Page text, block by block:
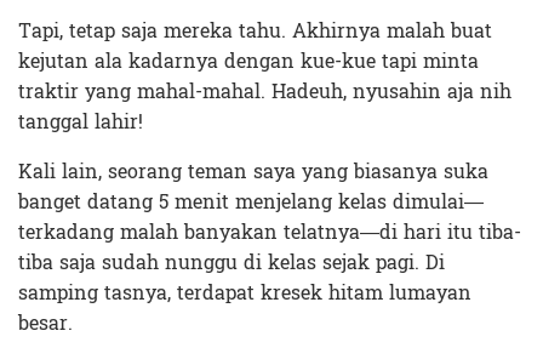
Tapi, tetap saja mereka tahu. Akhirnya malah buat
kejutan ala kadarnya dengan kue-kue tapi minta
traktir yang mahal-mahal. Hadeuh, nyusahin aja nih
tanggal lahir!
Kali lain, seorang teman saya yang biasanya suka
banget datang 5 menit menjelang kelas dimulai—
terkadang malah banyakan telatnya—di hari itu tiba-
tiba saja sudah nunggu di kelas sejak pagi. Di
samping tasnya, terdapat kresek hitam lumayan
besar.